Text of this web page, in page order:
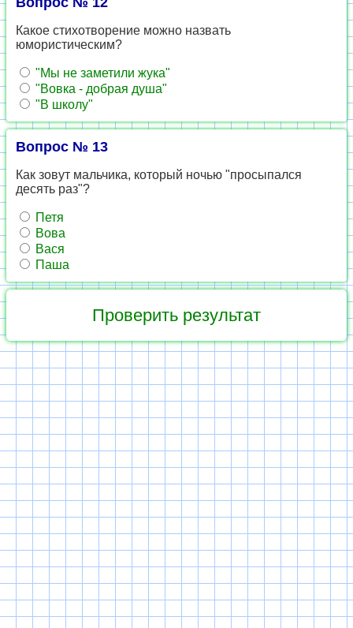
Какое стихотворение можно назвать
юмористическим?
"Мы не заметили жука"
"Вовка - добрая душа"
"В школу"
Вопрос № 13
Как зовут мальчика, который ночью "просыпался
десять раз"?
Петя
Вова
Вася
Паша